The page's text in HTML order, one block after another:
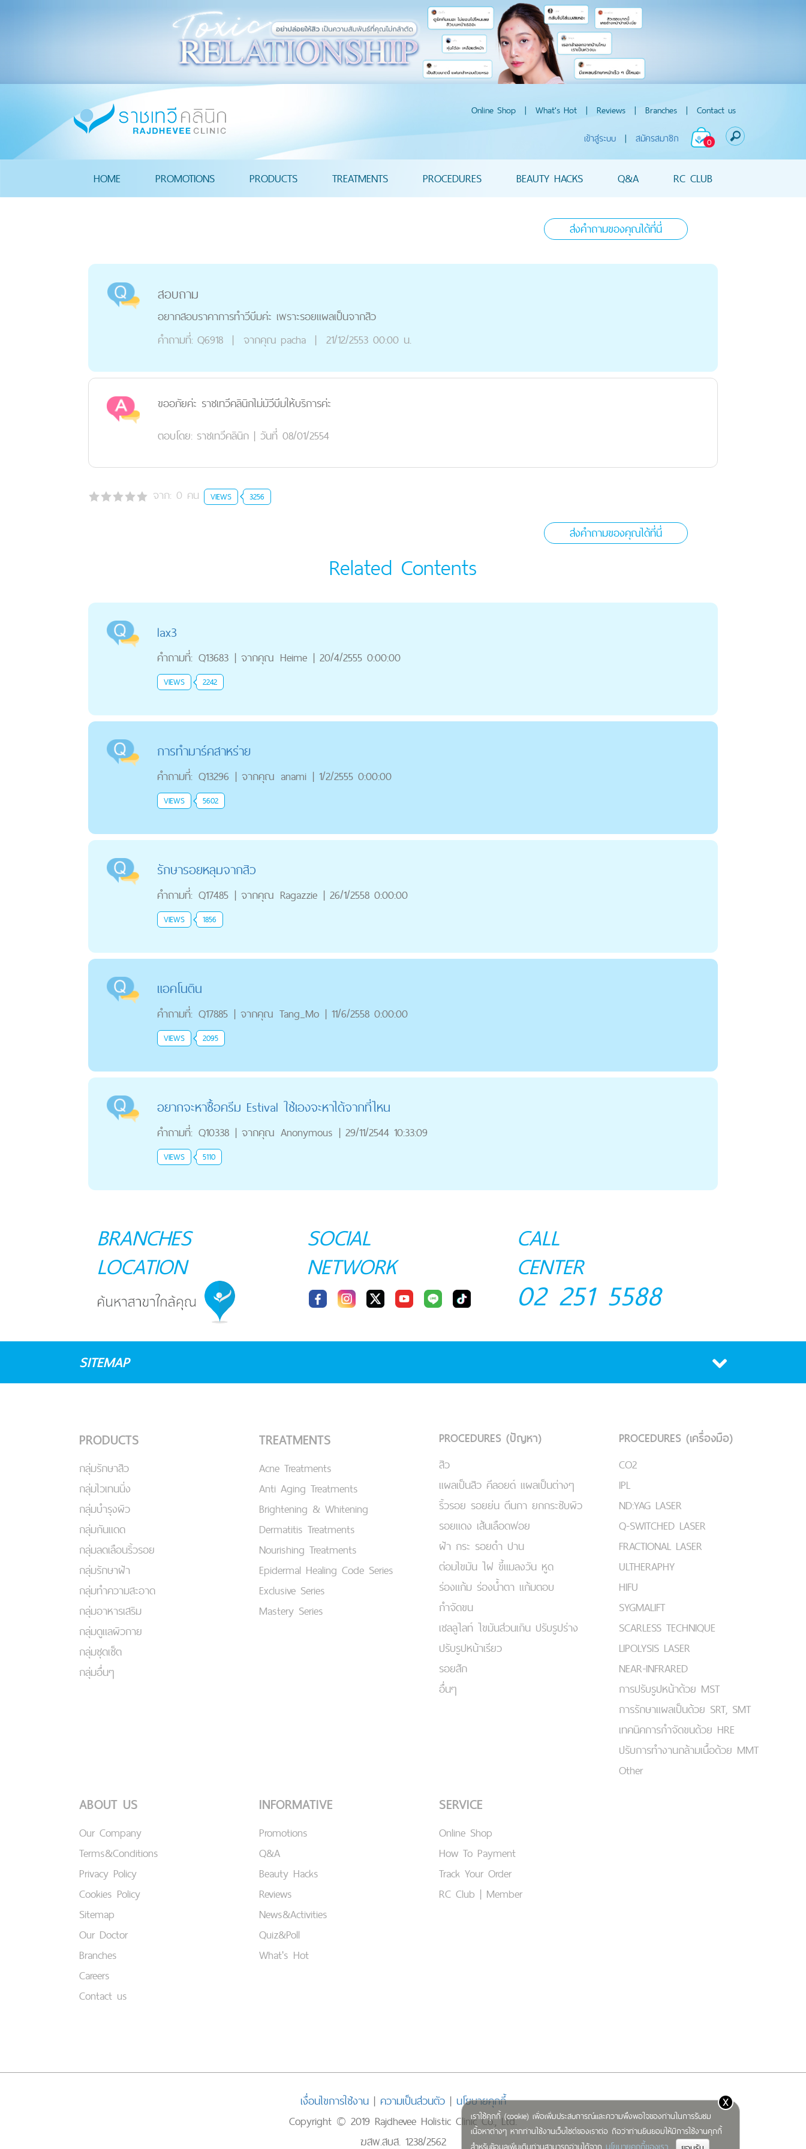
Online Shop | What's Hot | Reviews | Branches | Contact us
0
เข้าสู่ระบบ | สมัครสมาชิก
HOME PROMOTIONS PRODUCTS TREATMENTS PROCEDURES BEAUTY HACKS Q&A RC CLUB
ส่งคำถามของคุณได้ที่นี่
สอบถาม
อยากสอบราคาการทำวีบีมค่ะ เพราะรอยแผลเป็นจากสิว
คำถามที่: Q6918 | จากคุณ pacha | 21/12/2553 00:00 น.
ขออภัยค่ะ ราชเทวีคลินิกไม่มัวีบีมให้บริการค่ะ
ตอบโดย: ราชเทวีคลินิก | วันที่ 08/01/2554
จาก: 0 คน VIEWS 3256
ส่งคำถามของคุณได้ที่นี่
Related Contents
lax3
คำถามที่: Q13683 | จากคุณ Heime | 20/4/2555 0:00:00
VIEWS 2242
การทำมาร์คสาหร่าย
คำถามที่: Q13296 | จากคุณ anami | 1/2/2555 0:00:00
VIEWS 5602
รักษารอยหลุมจากสิว
คำถามที่: Q17485 | จากคุณ Ragazzie | 26/1/2558 0:00:00
VIEWS 1856
แอคโนติน
คำถามที่: Q17885 | จากคุณ Tang_Mo | 11/6/2558 0:00:00
VIEWS 2095
อยากจะหาซื้อครีม Estival ใช้เองจะหาได้จากที่ไหน
คำถามที่: Q10338 | จากคุณ Anonymous | 29/11/2544 10:33:09
VIEWS 5110
เราใช้คุกกี้ (cookie) เพื่อเพิ่มประสบการณ์และความพึงพอใจของท่านในการรับชม
เนื้อหาต่างๆ หากท่านใช้งานเว็บไซต์ของเราต่อ ถือว่าท่านยินยอมให้มีการใช้งานคุกกี้
x
BRANCHES
LOCATION
SOCIAL
NETWORK
CALL
CENTER
02 251 5588
SITEMAP
PRODUCTS
กลุ่มรักษาสิว
กลุ่มไวเทนนิ่ง
กลุ่มบำรุงผิว
กลุ่มกันแดด
กลุ่มลดเลือนริ้วรอย
กลุ่มรักษาฝ้า
กลุ่มทำความสะอาด
กลุ่มอาหารเสริม
กลุ่มดูแลผิวกาย
กลุ่มชุดเซ็ต
กลุ่มอื่นๆ
TREATMENTS
Acne Treatments
Anti Aging Treatments
Brightening & Whitening
Dermatitis Treatments
Nourishing Treatments
Epidermal Healing Code Series
Exclusive Series
Mastery Series
PROCEDURES (ปัญหา)
สิว
แผลเป็นสิว คีลอยด์ แผลเป็นต่างๆ
ริ้วรอย รอยย่น ตีนกา ยกกระชับผิว
รอยแดง เส้นเลือดฟอย
ฝ้า กระ รอยดำ ปาน
ต่อมไขมัน ไฝ ขี้แมลงวัน หูด
ร่องแก้ม ร่องน้ำตา แก้มตอบ
กำจัดขน
เชลลูไลท์ ไขมันส่วนเกิน ปรับรูปร่าง
ปรับรูปหน้าเรียว
รอยสัก
อื่นๆ
PROCEDURES (เครื่องมือ)
CO2
IPL
ND:YAG LASER
Q-SWITCHED LASER
FRACTIONAL LASER
ULTHERAPHY
HIFU
SYGMALIFT
SCARLESS TECHNIQUE
LIPOLYSIS LASER
NEAR-INFRARED
การปรับรูปหน้าด้วย MST
การรักษาแผลเป็นด้วย SRT, SMT
เทคนิคการกำจัดขนด้วย HRE
ปรับการทำงานกล้ามเนื้อด้วย MMT
Other
ABOUT US
Our Company
Terms&Conditions
Privacy Policy
Cookies Policy
Sitemap
Our Doctor
Branches
Careers
Contact us
INFORMATIVE
Promotions
Q&A
Beauty Hacks
Reviews
News&Activities
Quiz&Poll
What's Hot
SERVICE
Online Shop
How To Payment
Track Your Order
RC Club | Member
เงื่อนไขการใช้งาน| ความเป็นส่วนตัว| นโยบายคุกกี้
Copyright © 2019 Rajdhevee Holistic Clinic Co., Ltd.
ฆสพ.สบส. 1238/2562